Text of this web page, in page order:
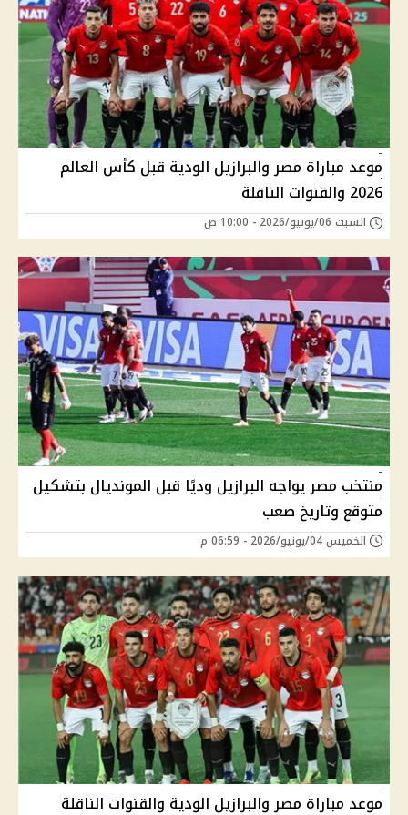
موعد مباراة مصر والبرازيل الودية قبل كأس العالم
2026 والقنوات الناقلة
السبت 06/يونيو/2026 - 10:00 ص
منتخب مصر يواجه البرازيل وديًا قبل المونديال بتشكيل
متوقع وتاريخ صعب
الخميس 04/يونيو/2026 - 06:59 م
موعد مباراة مصر والبرازيل الودية والقنوات الناقلة